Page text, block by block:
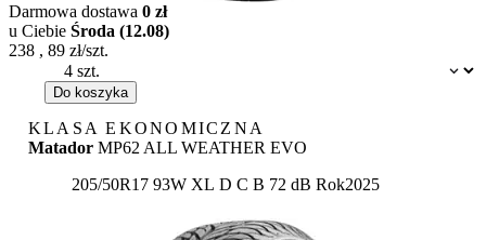
Dostępność:
Darmowa dostawa 0 zł
u Ciebie Środa (12.08)
238 , 89 zł/szt.
Do koszyka
KLASA EKONOMICZNA
Matador MP62 ALL WEATHER EVO
205/50R17 93W XL Etykieta:
D C B 72 dB Rok2025